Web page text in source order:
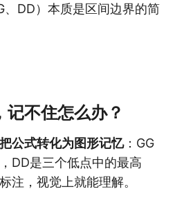
、DD）本质是区间边界的简
不住怎么办？
把公式转化为图形记忆：GG
DD是三个低点中的最高
注，视觉上就能理解。